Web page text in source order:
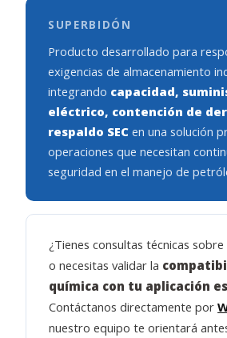
SUPERBIDÓN
Producto desarrollado para
exigencias de almacenamiento
integrando capacidad,
eléctrico, contención de
respaldo SEC en una solución
operaciones que necesitan
seguridad en el manejo de
¿Tienes consultas técnicas
o necesitas validar la
química con tu aplicación
Contáctanos directamente por
nuestro equipo te orientará